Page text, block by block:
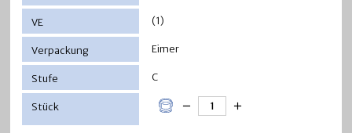
(1)
Eimer
C